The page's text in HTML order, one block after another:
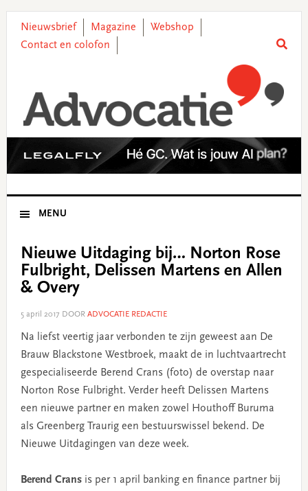
primary
main
primary
footer
Nieuwsbrief Magazine
Webshop
Contact en colofon
MENU
Nieuwe Uitdaging bij… Norton Rose
Fulbright, Delissen Martens en Allen
& Overy
5 april 2017 DOOR ADVOCATIE REDACTIE
Na liefst veertig jaar verbonden te zijn geweest aan De
Brauw Blackstone Westbroek, maakt de in luchtvaartrecht
gespecialiseerde Berend Crans (foto) de overstap naar
Norton Rose Fulbright. Verder heeft Delissen Martens
een nieuwe partner en maken zowel Houthoff Buruma
als Greenberg Traurig een bestuurswissel bekend. De
Nieuwe Uitdagingen van deze week.
Berend Cransis per 1 april banking en finance partner bij